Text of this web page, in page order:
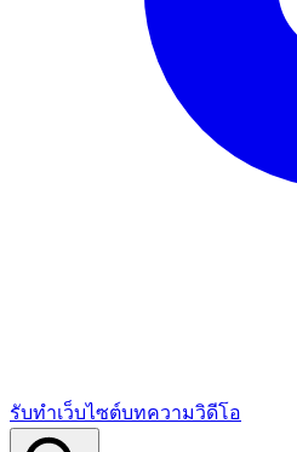
รับทำเว็บไซต์บทความวิดีโอ